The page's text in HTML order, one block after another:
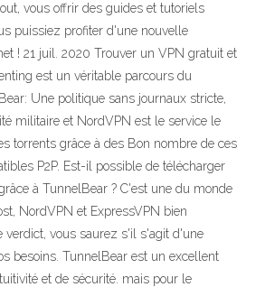
vous offrir des guides et tutoriels
puissiez profiter d'une nouvelle
! 21 juil. 2020 Trouver un VPN gratuit et
est un véritable parcours du
Une politique sans journaux stricte,
militaire et NordVPN est le service le
torrents grâce à des Bon nombre de ces
P2P. Est-il possible de télécharger
à TunnelBear ? C'est une du monde
NordVPN et ExpressVPN bien
verdict, vous saurez s'il s'agit d'une
besoins. TunnelBear est un excellent
et de sécurité. mais pour le